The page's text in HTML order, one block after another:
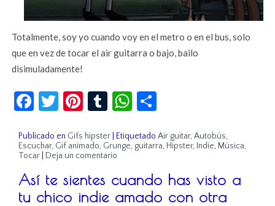
Totalmente, soy yo cuando voy en el metro o en el bus, solo
que en vez de tocar el air guitarra o bajo, bailo
disimuladamente!
Facebook
Twitter
Pinterest
TumblrWhatsApp
Publicado en Gifs hipster |Etiquetado Air guitar,Autobús,
Escuchar, Gif animado, Grunge, guitarra, Hipster, Indie, Música,
Tocar
Deja un comentario
Así te sientes cuando has visto a
tu chico indie amado con otra